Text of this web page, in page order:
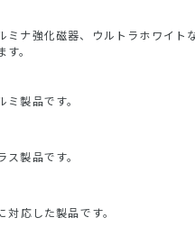
ミナ強化磁器、ウルトラホワイト
。
製品です。
製品です。
応した製品です。